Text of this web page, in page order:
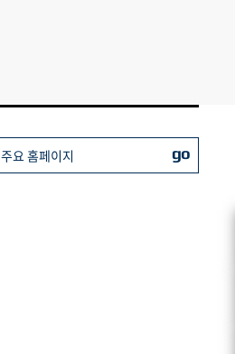
주요 홈페이지 go